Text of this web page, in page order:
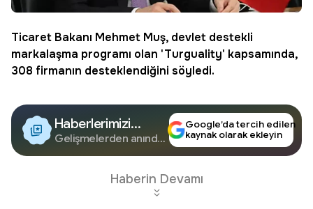
Ticaret Bakanı Mehmet Muş, devlet destekli
markalaşma programı olan 'Turguality' kapsamında,
308 firmanın desteklendiğini söyledi.
Haberlerimizi
Google'da Takip
Edin
Gelişmelerden anında
Google’da tercih edilen
kaynak olarak ekleyin
Haberin Devamı